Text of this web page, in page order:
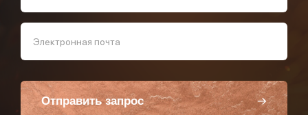
Электронная почта
Отправить запрос